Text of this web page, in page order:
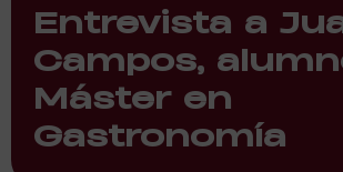
Entrevista a
Campos,
Máster en
Gastronomía